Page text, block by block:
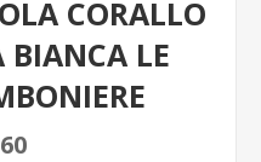
CORALLO
BIANCA LE